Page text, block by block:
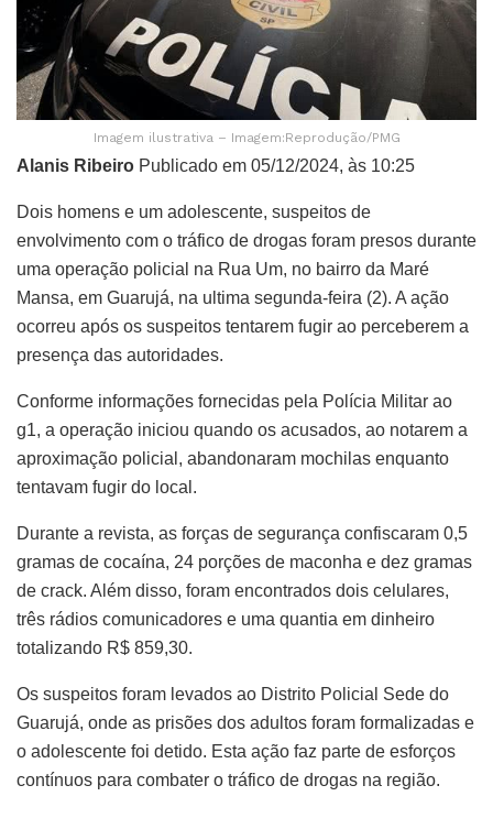
Imagem ilustrativa – Imagem:Reprodução/PMG
Alanis Ribeiro Publicado em 05/12/2024, às 10:25
Dois homens e um adolescente, suspeitos de
envolvimento com o tráfico de drogas foram presos durante
uma operação policial na Rua Um, no bairro da Maré
Mansa, em Guarujá, na ultima segunda-feira (2). A ação
ocorreu após os suspeitos tentarem fugir ao perceberem a
presença das autoridades.
Conforme informações fornecidas pela Polícia Militar ao
g1, a operação iniciou quando os acusados, ao notarem a
aproximação policial, abandonaram mochilas enquanto
tentavam fugir do local.
Durante a revista, as forças de segurança confiscaram 0,5
gramas de cocaína, 24 porções de maconha e dez gramas
de crack. Além disso, foram encontrados dois celulares,
três rádios comunicadores e uma quantia em dinheiro
totalizando R$ 859,30.
Os suspeitos foram levados ao Distrito Policial Sede do
Guarujá, onde as prisões dos adultos foram formalizadas e
o adolescente foi detido. Esta ação faz parte de esforços
contínuos para combater o tráfico de drogas na região.